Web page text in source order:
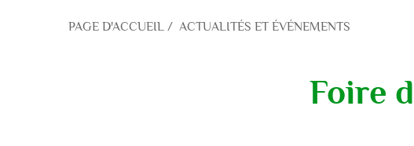
PAGE D'ACCUEIL / ACTUALITÉS ET ÉVÉNEMENTS
Foire